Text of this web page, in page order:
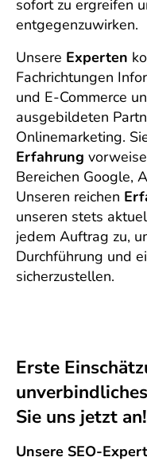
sofort zu ergreifen
entgegenzuwirken.
Unsere Experten
Fachrichtungen
und E-Commerce
ausgebildeten
Onlinemarketing.
Erfahrung
Bereichen Google,
Unseren reichen
unseren stets
jedem Auftrag zu,
Durchführung und
sicherzustellen.
Erste
Sie uns jetzt an!
Unsere SEO-